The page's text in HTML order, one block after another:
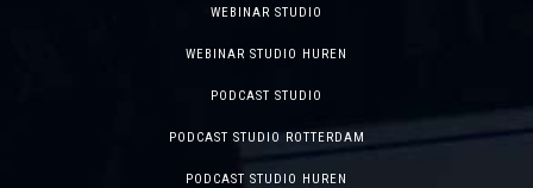
WEBINAR STUDIO
WEBINAR STUDIO HUREN
PODCAST STUDIO
PODCAST STUDIO ROTTERDAM
PODCAST STUDIO HUREN